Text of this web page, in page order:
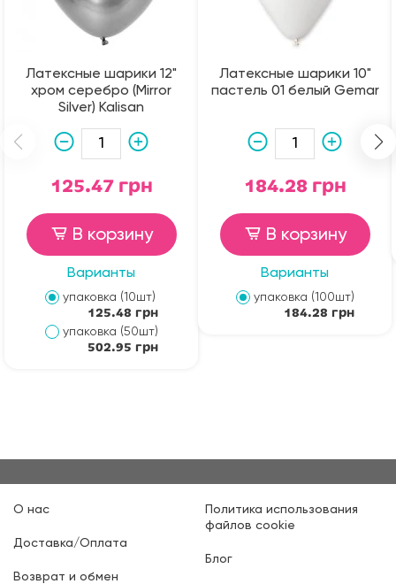
Латексные шарики 12"
хром серебро (Mirror
Silver) Kalisan
125.47 грн
В корзину
Варианты
упаковка (10шт)
125.48 грн
упаковка (50шт)
502.95 грн
Латексные шарики 10"
пастель 01 белый Gemar
184.28 грн
В корзину
Варианты
упаковка (100шт)
184.28 грн
О нас
Доставка/Оплата
Возврат и обмен
Политика использования
файлов cookie
Блог